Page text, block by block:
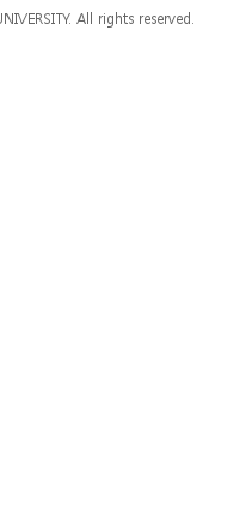
All rights reserved.